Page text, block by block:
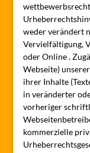
weder verändert
Vervielfältigung,
oder Online .
Webseite)
ihrer Inhalte
in veränderter
vorheriger
kommerzielle